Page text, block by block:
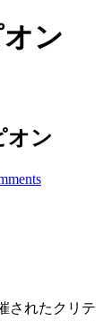
ン
オン
されたクリテ